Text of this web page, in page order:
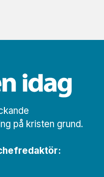
på kristen grund.